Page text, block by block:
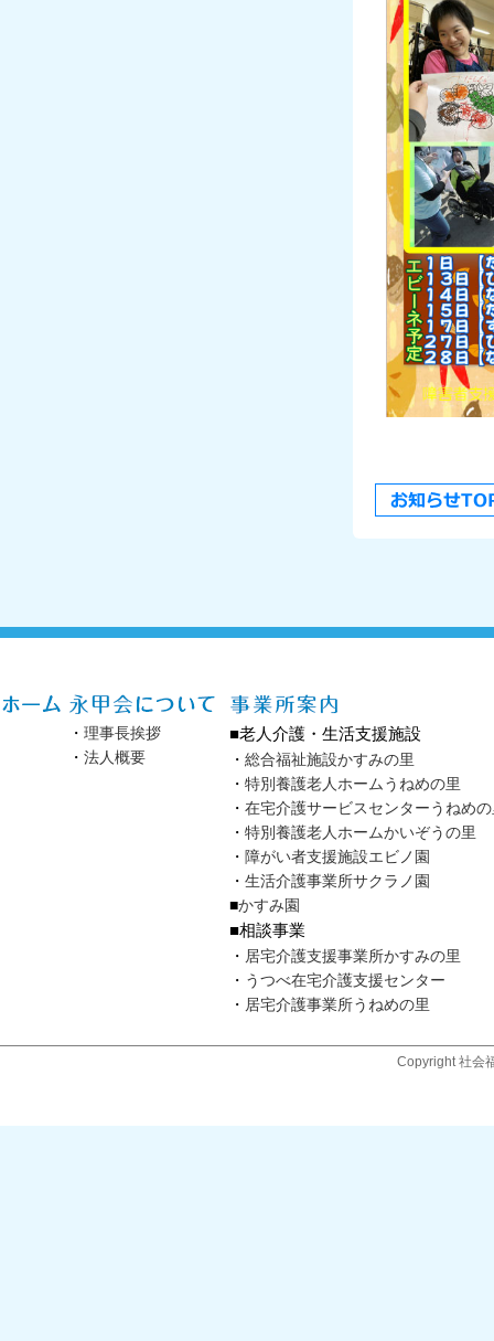
・ 理事長挨拶
・ 法人概要
■老人介護・生活支援施設
・ 総合福祉施設かすみの里
・ 特別養護老人ホームうねめの里
・ 在宅介護サービスセンターうねめ
・ 特別養護老人ホームかいぞうの里
・ 障がい者支援施設エビノ園
・ 生活介護事業所サクラノ園
■かすみ園
■相談事業
・ 居宅介護支援事業所かすみの里
・ うつべ在宅介護支援センター
・ 居宅介護事業所うねめの里
Copyright 社会